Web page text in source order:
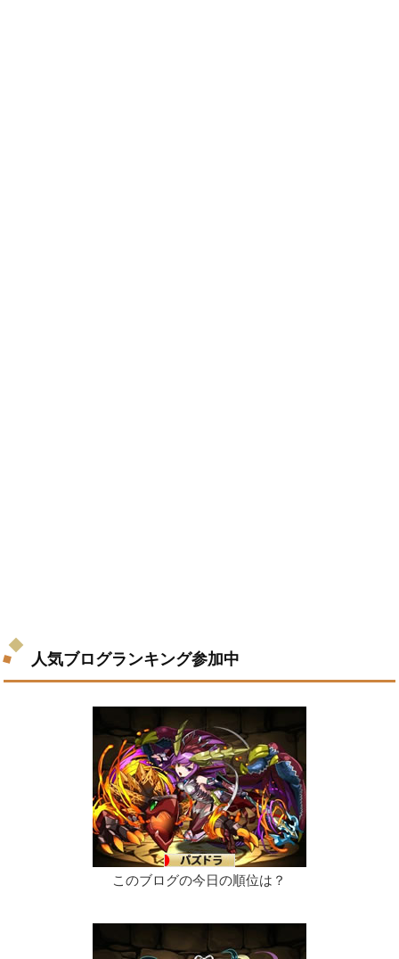
人気ブログランキング参加中
このブログの今日の順位は？